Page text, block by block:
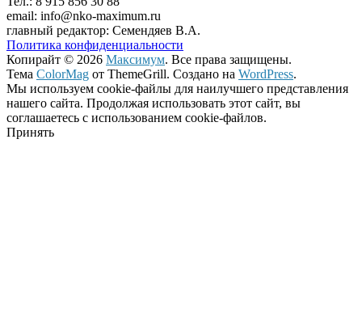
email: info@nko-maximum.ru
главный редактор: Семендяев В.А.
Политика конфиденциальности
Копирайт © 2026 Максимум. Все права защищены.
Тема ColorMag от ThemeGrill. Создано на WordPress.
Мы используем cookie-файлы для наилучшего представления
нашего сайта. Продолжая использовать этот сайт, вы
соглашаетесь с использованием cookie-файлов.
Принять